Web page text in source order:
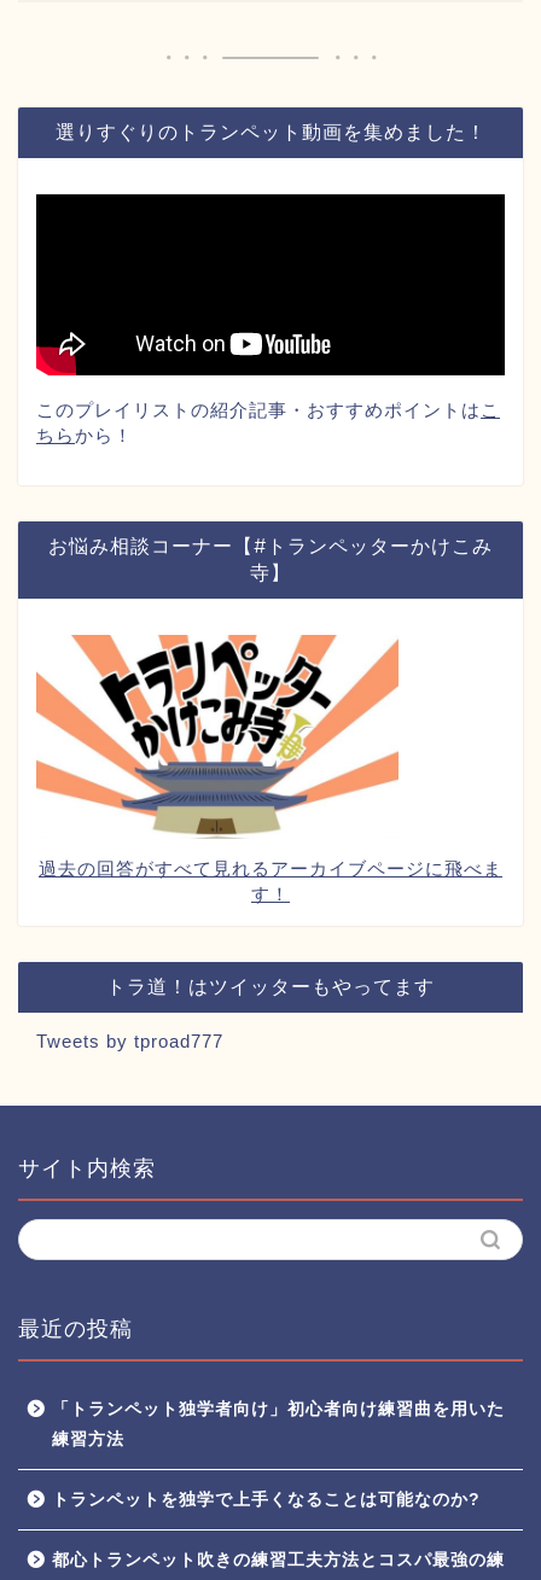
選りすぐりのトランペット動画を集めました！
このプレイリストの紹介記事・おすすめポイントは こ
ちらから！
お悩み相談コーナー【#トランペッターかけこみ
寺】
過去の回答がすべて見れるアーカイブページに飛べま
す！
トラ道！はツイッターもやってます
Tweets by tproad777
サイト内検索
最近の投稿
「トランペット独学者向け」初心者向け練習曲を用いた
練習方法
トランペットを独学で上手くなることは可能なのか?
都心トランペット吹きの練習工夫方法とコスパ最強の練